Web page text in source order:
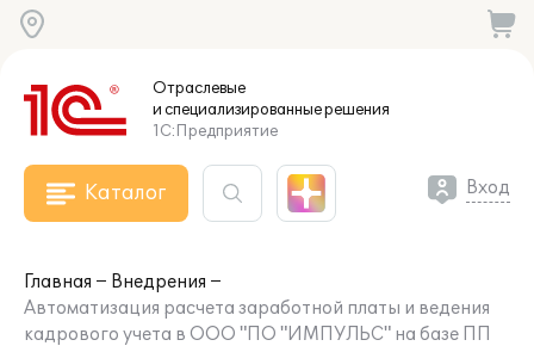
Отраслевые
и специализированныерешения
1С:Предприятие
Каталог Вход
Главная
Внедрения
Автоматизация расчета заработной платы и ведения
кадрового учета в ООО "ПО "ИМПУЛЬС" на базе ПП